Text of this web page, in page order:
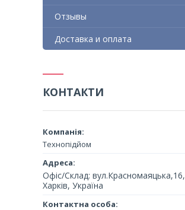
Отзывы
Доставка и оплата
КОНТАКТИ
Технопідйом
Офіс/Склад: вул.Красномаяцька,16,
Харків, Україна